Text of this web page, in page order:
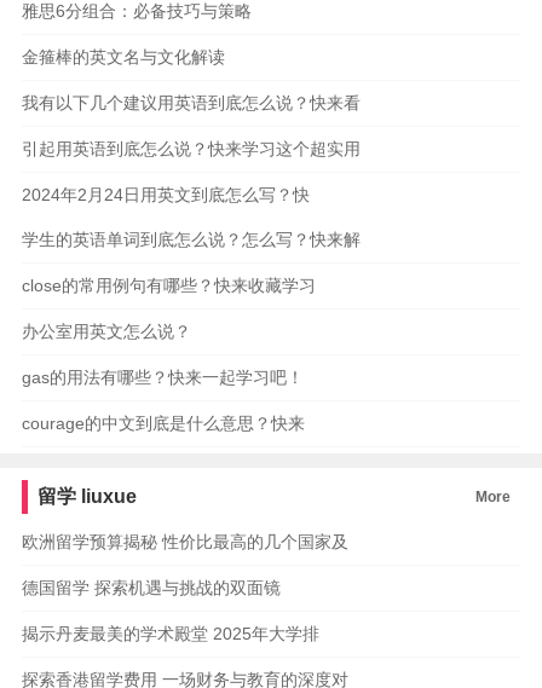
雅思6分组合：必备技巧与策略
金箍棒的英文名与文化解读
我有以下几个建议用英语到底怎么说？快来看
引起用英语到底怎么说？快来学习这个超实用
2024年2月24日用英文到底怎么写？快
学生的英语单词到底怎么说？怎么写？快来解
close的常用例句有哪些？快来收藏学习
办公室用英文怎么说？
gas的用法有哪些？快来一起学习吧！
courage的中文到底是什么意思？快来
留学 liuxue More
欧洲留学预算揭秘 性价比最高的几个国家及
德国留学 探索机遇与挑战的双面镜
揭示丹麦最美的学术殿堂 2025年大学排
探索香港留学费用 一场财务与教育的深度对